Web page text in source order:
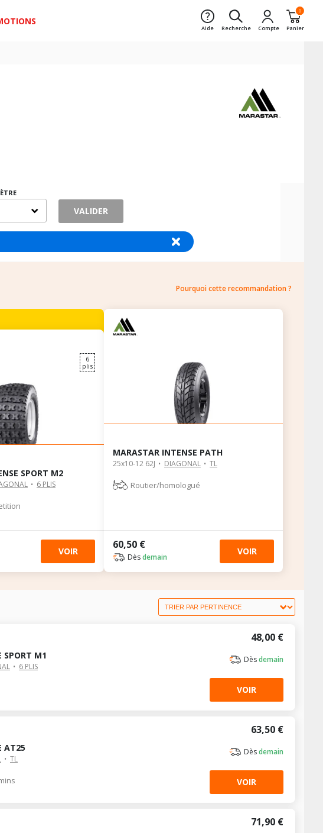
Aide Recherche Compte
0
Panier
VALIDER
Pourquoi cette recommandation ?
6
plis
SPORT M2
6 PLIS
VOIR
MARASTAR INTENSE PATH
25x10-12 62J DIAGONAL TL
Routier/homologué
60,50 €
Dèsdemain VOIR
SPORT M1
6 PLIS
48,00 €
Dèsdemain
VOIR
AT25
TL
63,50 €
Dèsdemain
VOIR
71,90 €